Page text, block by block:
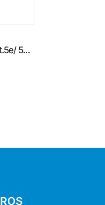
Cable de Red RJ45 UTP Aisens A133-0193 Cat.5e/ 50cm/ Verde